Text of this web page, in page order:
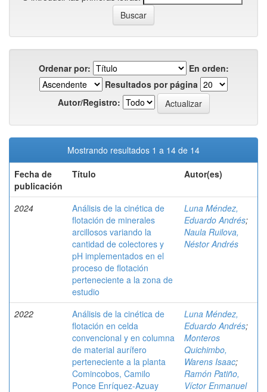
Ordenar por:
En orden:
Resultados por página
Autor/Registro:
Mostrando resultados 1 a 14 de 14
Fecha de
publicación
Título Autor(es)
2024
Análisis de la cinética de
flotación de minerales
arcillosos variando la
cantidad de colectores y
pH implementados en el
proceso de flotación
perteneciente a la zona de
estudio
Luna Méndez,
Eduardo Andrés;
Naula Ruilova,
Néstor Andrés
2022
Análisis de la cinética de
flotación en celda
convencional y en columna
de material aurífero
perteneciente a la planta
Comincobos, Camilo
Ponce Enríquez-Azuay
Luna Méndez,
Eduardo Andrés;
Monteros
Quichimbo,
Warens Isaac;
Ramón Patiño,
Víctor Enmanuel